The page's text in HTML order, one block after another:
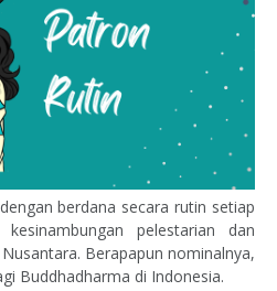
berdana secara rutin setiap
pelestarian dan
Berapapun nominalnya,
Buddhadharma di Indonesia.